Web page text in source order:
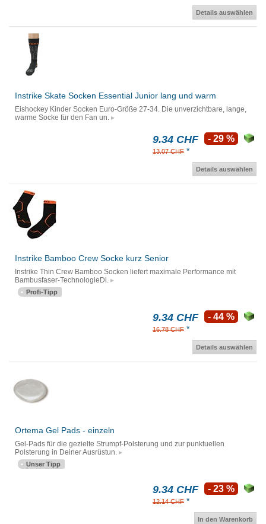
Details auswählen
Instrike Skate Socken Essential Junior lang und warm
Eishockey Kinder Socken Euro-Größe 27-34. Die unverzichtbare, lange,
warme Socke für den Fan un.
9.34 CHF
13.07 CHF *
- 29 %
Details auswählen
Instrike Bamboo Crew Socke kurz Senior
Instrike Thin Crew Bamboo Socken liefert maximale Performance mit
Bambusfaser-TechnologieDi.
Profi-Tipp
9.34 CHF
16.78 CHF *
- 44 %
Details auswählen
Ortema Gel Pads - einzeln
Gel-Pads für die gezielte Strumpf-Polsterung und zur punktuellen
Polsterung in Deiner Ausrüstun.
Unser Tipp
9.34 CHF
12.14 CHF *
- 23 %
In den Warenkorb